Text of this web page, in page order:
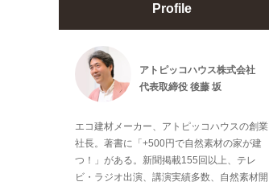
Profile
アトピッコハウス株式会社
代表取締役 後藤 坂
エコ建材メーカー、アトピッコハウスの創業
社長。著書に「+500円で自然素材の家が建
つ！」がある。新聞掲載155回以上、テレ
ビ・ラジオ出演、講演実績多数、自然素材開